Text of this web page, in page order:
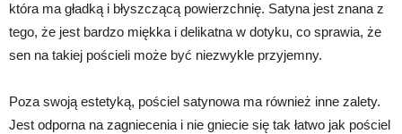
która ma gładką i błyszczącą powierzchnię. Satyna jest znana z
tego, że jest bardzo miękka i delikatna w dotyku, co sprawia, że
sen na takiej pościeli może być niezwykle przyjemny.
Poza swoją estetyką, pościel satynowa ma również inne zalety.
Jest odporna na zagniecenia i nie gniecie się tak łatwo jak pościel